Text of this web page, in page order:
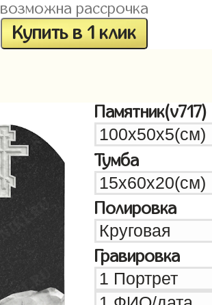
возможна рассрочка
Купить в 1 клик
Памятник(v717)
Тумба
Полировка
Гравировка